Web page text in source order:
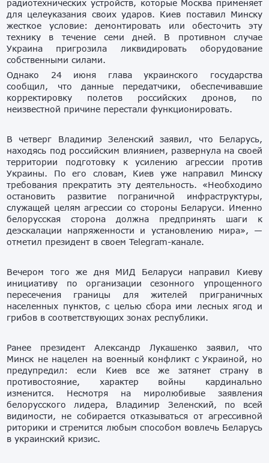
радиотехнических устройств, которые Москва применяет
для целеуказания своих ударов. Киев поставил Минску
жесткое условие: демонтировать или обесточить эту
технику в течение семи дней. В противном случае
Украина пригрозила ликвидировать оборудование
собственными силами.
Однако 24 июня глава украинского государства
сообщил, что данные передатчики, обеспечивавшие
корректировку полетов российских дронов, по
неизвестной причине перестали функционировать.
В четверг Владимир Зеленский заявил, что Беларусь,
находясь под российским влиянием, развернула на своей
территории подготовку к усилению агрессии против
Украины. По его словам, Киев уже направил Минску
требования прекратить эту деятельность. «Необходимо
остановить развитие пограничной инфраструктуры,
служащей целям агрессии со стороны Беларуси. Именно
белорусская сторона должна предпринять шаги к
деэскалации напряженности и установлению мира», —
отметил президент в своем Telegram-канале.
Вечером того же дня МИД Беларуси направил Киеву
инициативу по организации сезонного упрощенного
пересечения границы для жителей приграничных
населенных пунктов, с целью сбора ими лесных ягод и
грибов в соответствующих зонах республики.
Ранее президент Александр Лукашенко заявил, что
Минск не нацелен на военный конфликт с Украиной, но
предупредил: если Киев все же затянет страну в
противостояние, характер войны кардинально
изменится. Несмотря на миролюбивые заявления
белорусского лидера, Владимир Зеленский, по всей
видимости, не собирается отказываться от агрессивной
риторики и стремится любым способом вовлечь Беларусь
в украинский кризис.